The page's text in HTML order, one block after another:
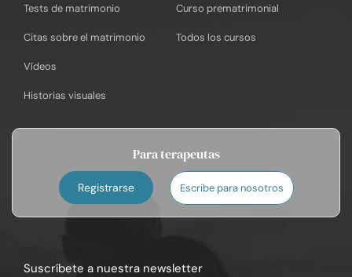
Tests de matrimonio
Citas sobre el matrimonio
Vídeos
Historias visuales
Curso prematrimonial
Todos los cursos
Para terapeutas
Registrarse Escribe para nosotros
Suscríbete a nuestra newsletter